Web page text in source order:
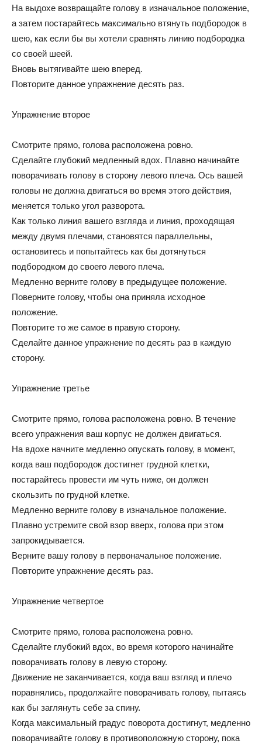
На выдохе возвращайте голову в изначальное положение,
а затем постарайтесь максимально втянуть подбородок в
шею, как если бы вы хотели сравнять линию подбородка
со своей шеей.
Вновь вытягивайте шею вперед.
Повторите данное упражнение десять раз.
Упражнение второе
Смотрите прямо, голова расположена ровно.
Сделайте глубокий медленный вдох. Плавно начинайте
поворачивать голову в сторону левого плеча. Ось вашей
головы не должна двигаться во время этого действия,
меняется только угол разворота.
Как только линия вашего взгляда и линия, проходящая
между двумя плечами, становятся параллельны,
остановитесь и попытайтесь как бы дотянуться
подбородком до своего левого плеча.
Медленно верните голову в предыдущее положение.
Поверните голову, чтобы она приняла исходное
положение.
Повторите то же самое в правую сторону.
Сделайте данное упражнение по десять раз в каждую
сторону.
Упражнение третье
Смотрите прямо, голова расположена ровно. В течение
всего упражнения ваш корпус не должен двигаться.
На вдохе начните медленно опускать голову, в момент,
когда ваш подбородок достигнет грудной клетки,
постарайтесь провести им чуть ниже, он должен
скользить по грудной клетке.
Медленно верните голову в изначальное положение.
Плавно устремите свой взор вверх, голова при этом
запрокидывается.
Верните вашу голову в первоначальное положение.
Повторите упражнение десять раз.
Упражнение четвертое
Смотрите прямо, голова расположена ровно.
Сделайте глубокий вдох, во время которого начинайте
поворачивать голову в левую сторону.
Движение не заканчивается, когда ваш взгляд и плечо
поравнялись, продолжайте поворачивать голову, пытаясь
как бы заглянуть себе за спину.
Когда максимальный градус поворота достигнут, медленно
поворачивайте голову в противоположную сторону, пока